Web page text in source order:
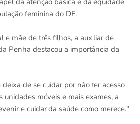
da atenção básica e da equidade
feminina do DF.
e mãe de três filhos, a auxiliar de
Penha destacou a importância da
de se cuidar por não ter acesso
unidades móveis e mais exames, a
e cuidar da saúde como merece."